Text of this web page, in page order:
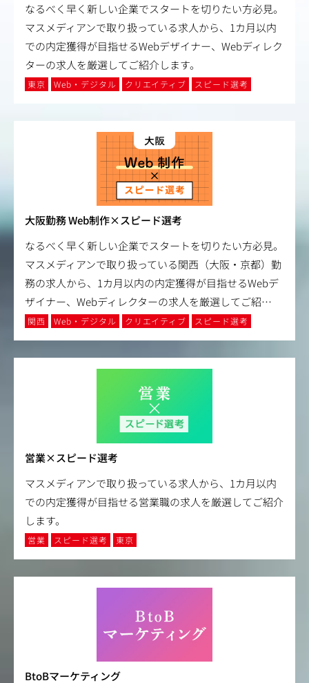
なるべく早く新しい企業でスタートを切りたい方必見。
マスメディアンで取り扱っている求人から、1カ月以内
での内定獲得が目指せるWebデザイナー、Webディレク
ターの求人を厳選してご紹介します。
東京 Web・デジタル クリエイティブ スピード選考
大阪勤務 Web制作×スピード選考
なるべく早く新しい企業でスタートを切りたい方必見。
マスメディアンで取り扱っている関西（大阪・京都）勤
務の求人から、1カ月以内の内定獲得が目指せるWebデ
ザイナー、Webディレクターの求人を厳選してご紹…
関西 Web・デジタル クリエイティブ スピード選考
営業×スピード選考
マスメディアンで取り扱っている求人から、1カ月以内
での内定獲得が目指せる営業職の求人を厳選してご紹介
します。
営業 スピード選考 東京
BtoBマーケティング